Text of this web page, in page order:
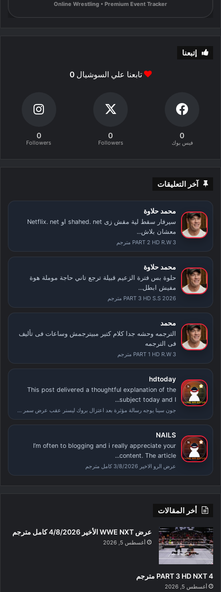
Online Wrestling • Premium Event Tracker
إتبعنا
تابعنا علي السوشيال0
0
فيس بوك
0
Followers
0
Followers
آخر التعليقات
محمد حلاوة
سيرفار سقط لية مقش زى shahed. net او Netflix. net
معشان بلاش...
PART 2 HD R.W 3 مترجم
محمد حلاوة
حلوة بس فترة الزعيم قبيلة ترجع تاني حاجة موملة هوة
مفيش ابطل...
PART 3 HD S.S 2026 مترجم
محمد
الترجمه وحشه جدا كلام كتير مبيترجمش وساعات فى تأليف
فى الترجمه
PART 1 HD R.W 3 مترجم
hdtoday
This post delivered a thoughtful explanation of the
subject today and I...
جون سينا يوجه رسالة مؤثرة بعد اعتزال بروك ليسنر عقب عرض سمر سلام
NAILS
I’m often to blogging and i really appreciate your
content. The article...
عرض الرو الاخير 3/8/2026 كامل مترجم
أخر المقالات
عرض WWE NXT الأخير 4/8/2026 كامل مترجم
أغسطس 5, 2026
PART 3 HD NXT 4 مترجم
أغسطس 5, 2026